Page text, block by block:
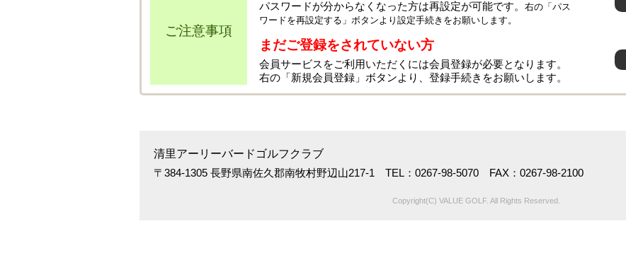
ご注意事項
パスワードが分からなくなった方は再設定が可能です。 右の「パス
ワードを再設定する」ボタンより設定手続きをお願いします。
まだご登録をされていない方
会員サービスをご利用いただくには会員登録が必要となります。
右の「新規会員登録」ボタンより、登録手続きをお願いします。
清里アーリーバードゴルフクラブ
〒384-1305 長野県南佐久郡南牧村野辺山217-1 TEL：0267-98-5070 FAX：0267-98-2100
Copyright(C) VALUE GOLF. All Rights Reserved.